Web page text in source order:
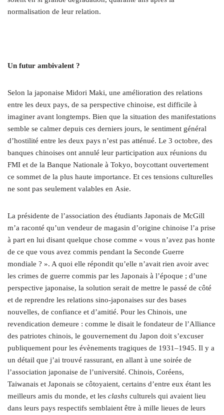
normalisation de leur relation.
Un futur ambivalent ?
Selon la japonaise Midori Maki, une amélioration des relations
entre les deux pays, de sa perspective chinoise, est difficile à
imaginer avant longtemps. Bien que la situation des manifestations
semble se calmer depuis ces derniers jours, le sentiment général
d’hostilité entre les deux pays n’est pas atténué. Le 3 octobre, des
banques chinoises ont annulé leur participation aux réunions du
FMI et de la Banque Nationale à Tokyo, boycottant ouvertement
ce sommet de la plus haute importance. Et ces tensions culturelles
ne sont pas seulement valables en Asie.
La présidente de l’association des étudiants Japonais de McGill
m’a raconté qu’un vendeur de magasin d’origine chinoise l’a prise
à part en lui disant quelque chose comme « vous n’avez pas honte
de ce que vous avez commis pendant la Seconde Guerre
mondiale ? ». A quoi elle répondit qu’elle n’avait rien avoir avec
les crimes de guerre commis par les Japonais à l’époque ; d’une
perspective japonaise, la solution serait de mettre le passé de côté
et de reprendre les relations sino-japonaises sur des bases
nouvelles, de confiance et d’amitié. Pour les Chinois, une
revendication demeure : comme le disait le fondateur de l’Alliance
des patriotes chinois, le gouvernement du Japon doit s’excuser
publiquement pour les évènements tragiques de 1931–1945. Il y a
un détail que j’ai trouvé rassurant, en allant à une soirée de
l’association japonaise de l’université. Chinois, Coréens,
Taiwanais et Japonais se côtoyaient, certains d’entre eux étant les
meilleurs amis du monde, et les clashs culturels qui avaient lieu
dans leurs pays respectifs semblaient être à mille lieues de leurs